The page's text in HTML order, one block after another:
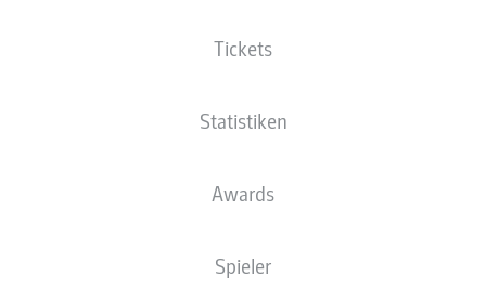
Tickets
Statistiken
Awards
Spieler
F. Willenborg